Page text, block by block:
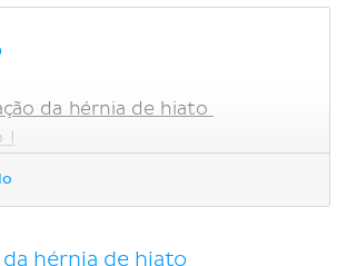
da hérnia de hiato
I
hérnia de hiato